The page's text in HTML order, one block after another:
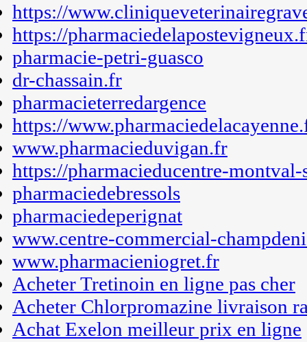
https://
https://
pharmacie-petri-guasco
dr-chassain.fr
pharmacieterredargence
https://
www.pharmacieduvigan.fr
https://pharmacieducentre-
pharmaciedebressols
pharmaciedeperignat
www.centre-commercial-
www.pharmacieniogret.fr
Acheter Tretinoin en ligne pas cher
Acheter Chlorpromazine livraison
Achat Exelon meilleur prix en ligne